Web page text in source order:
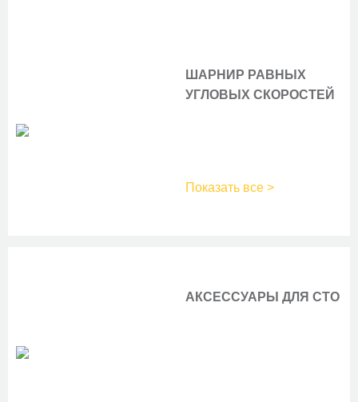
ШАРНИР РАВНЫХ
УГЛОВЫХ СКОРОСТЕЙ
Показать все >
АКСЕССУАРЫ ДЛЯ СТО